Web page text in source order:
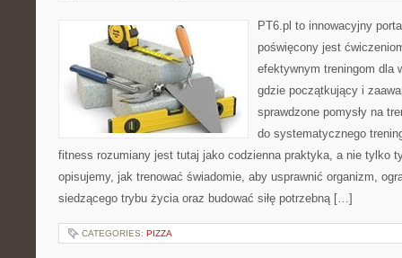
PT6.pl to innowacyjny
poświęcony jest
efektywnym treningom dla
gdzie początkujący i
sprawdzone pomysły na
do systematycznego
fitness rozumiany jest tutaj jako codzienna praktyka, a nie tylko
opisujemy, jak trenować świadomie, aby usprawnić organizm,
siedzącego trybu życia oraz budować siłę potrzebną […]
CATEGORIES: PIZZA